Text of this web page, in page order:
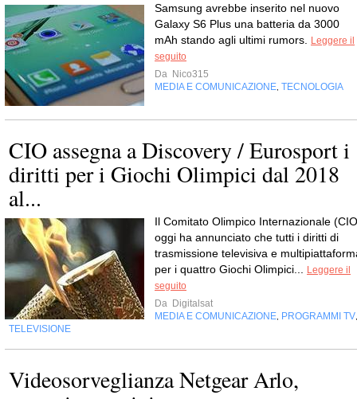
Samsung avrebbe inserito nel nuovo
Galaxy S6 Plus una batteria da 3000
mAh stando agli ultimi rumors.
Leggere il
seguito
Da Nico315
MEDIA E COMUNICAZIONE TECNOLOGIA
CIO assegna a Discovery / Eurosport i
diritti per i Giochi Olimpici dal 2018
al...
Il Comitato Olimpico Internazionale
oggi ha annunciato che tutti i diritti di
trasmissione televisiva e
per i quattro Giochi Olimpici...
Leggere il
seguito
Da Digitalsat
MEDIA E COMUNICAZIONE PROGRAMMI TV
TELEVISIONE
Videosorveglianza Netgear Arlo,